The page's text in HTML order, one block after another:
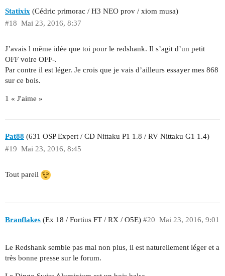
Statixix (Cédric primorac / H3 NEO prov / xiom musa)
Mai 23, 2016, 8:37
#18
J’avais l même idée que toi pour le redshank. Il s’agit d’un petit
OFF voire OFF-.
Par contre il est léger. Je crois que je vais d’ailleurs essayer mes 868
sur ce bois.
1 « J'aime »
Pat88 (631 OSP Expert / CD Nittaku P1 1.8 / RV Nittaku G1 1.4)
Mai 23, 2016, 8:45
#19
Tout pareil
Branflakes (Ex 18 / Fortius FT / RX / O5E) Mai 23, 2016, 9:01
#20
Le Redshank semble pas mal non plus, il est naturellement léger et a
très bonne presse sur le forum.